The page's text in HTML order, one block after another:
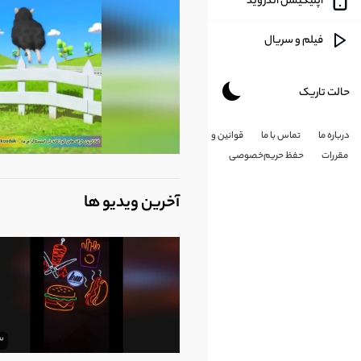
شخصی
فیلم و سریال
حالت تاریک
درباره ما تماس با ما
قوانین و
مقررات
حفظ حریم‌خصوصی
آخرین ویدیو ها